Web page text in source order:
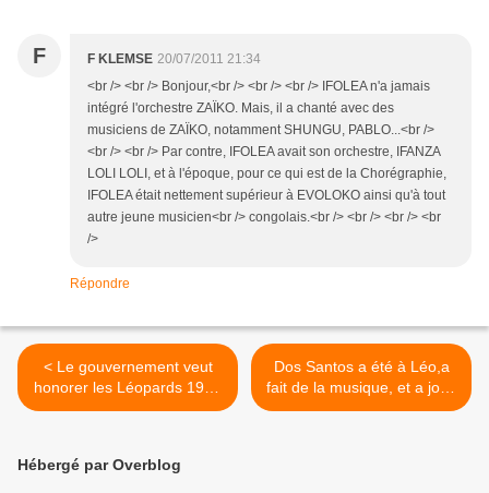
F F KLEMSE 20/07/2011 21:34
<br /> <br /> Bonjour,<br /> <br /> <br /> IFOLEA n'a jamais
intégré l'orchestre ZAÏKO. Mais, il a chanté avec des
musiciens de ZAÏKO, notamment SHUNGU, PABLO...<br />
<br /> <br /> Par contre, IFOLEA avait son orchestre, IFANZA
LOLI LOLI, et à l'époque, pour ce qui est de la Chorégraphie,
IFOLEA était nettement supérieur à EVOLOKO ainsi qu'à tout
autre jeune musicien<br /> congolais.<br /> <br /> <br /> <br
/>
Répondre
< Le gouvernement veut
honorer les Léopards 1968
&1974
Dos Santos a été à Léo,a
fait de la musique, et a joué
au foot. >
Hébergé par Overblog